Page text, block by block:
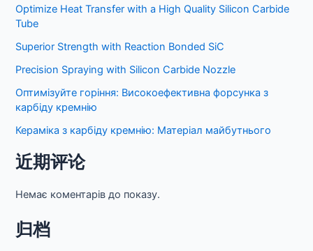
виробництва
глиноземної
кераміки
Optimize Heat Transfer with a High Quality Silicon Carbide
Tube
Superior Strength with Reaction Bonded SiC
Precision Spraying with Silicon Carbide Nozzle
Оптимізуйте горіння: Високоефективна форсунка з
карбіду кремнію
Кераміка з карбіду кремнію: Матеріал майбутнього
近期评论
Немає коментарів до показу.
归档